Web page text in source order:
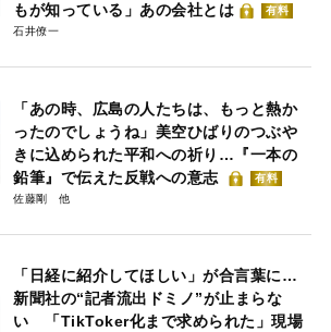
もが知っている」あの会社とは
有料
石井僚一
「あの時、広島の人たちは、もっと熱か
ったのでしょうね」美空ひばりのつぶや
きに込められた平和への祈り…『一本の
鉛筆』で伝えた反戦への意志
有料
佐藤剛
「日経に紹介してほしい」が合言葉に…
新聞社の“記者流出ドミノ”が止まらな
い 「TikToker化まで求められた」現場